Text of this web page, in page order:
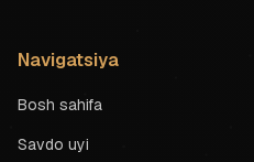
Navigatsiya
Bosh sahifa
Savdo uyi